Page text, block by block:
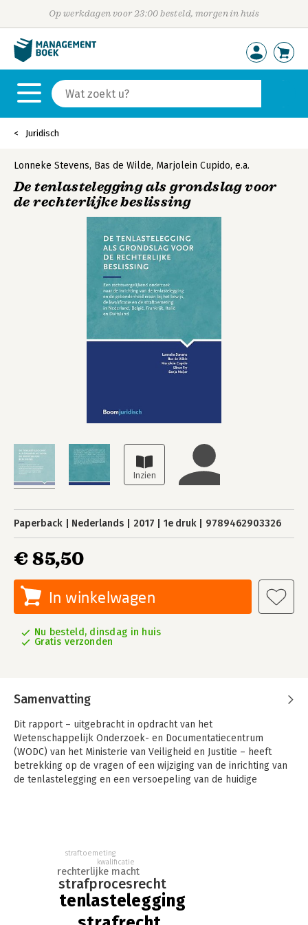
Op werkdagen voor 23:00 besteld, morgen in huis
Juridisch
Lonneke Stevens, Bas de Wilde, Marjolein Cupido, e.a.
De tenlastelegging als grondslag voor
de rechterlijke beslissing
Paperback Nederlands 2017 1e druk 9789462903326
€ 85,50
In winkelwagen
Nu besteld, dinsdag in huis
Gratis verzonden
Samenvatting
Dit rapport – uitgebracht in opdracht van het
Wetenschappelijk Onderzoek- en Documentatiecentrum
(WODC) van het Ministerie van Veiligheid en Justitie – heeft
betrekking op de vragen of een wijziging van de inrichting van
de tenlastelegging en een versoepeling van de huidige
doen aan de informatie- en afbakeningsfunctie van de
tenlastelegging en zonder het strafproces aanzienlijk te
vertragen. Deze vragen zijn mede beantwoord aan de hand van
de resultaten van een rechtsvergelijkend onderzoek.
Het onderzoek laat zien dat rechters in België, Frankrijk, Italië
tenlastelegging
strafprocesrecht
rechterlijke macht
kwalificatie
straftoemeting